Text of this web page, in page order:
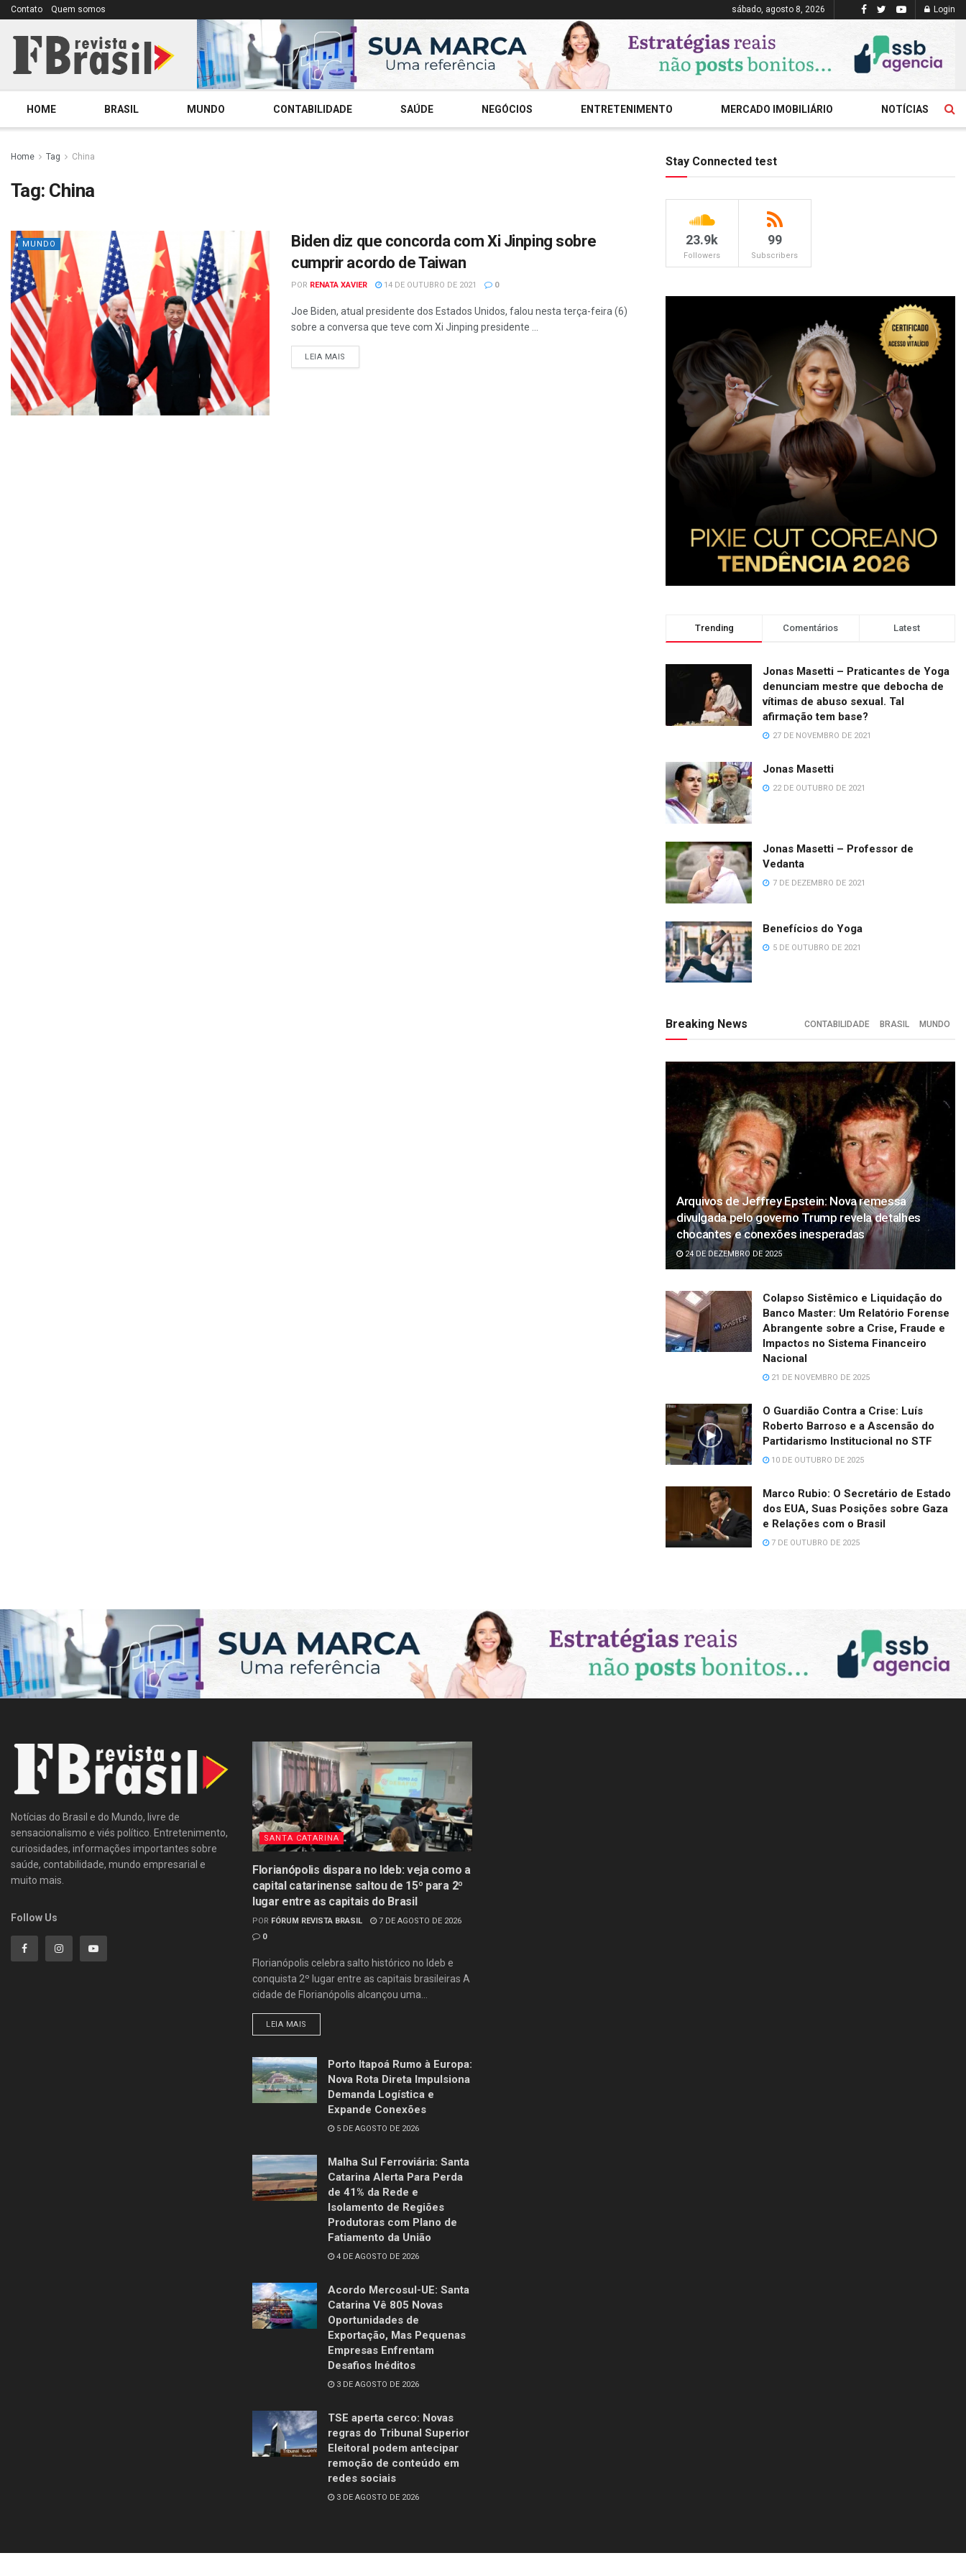
Contato Quem somos sábado, agosto 8, 2026 Login
HOME BRASIL MUNDO CONTABILIDADE SAÚDE NEGÓCIOS ENTRETENIMENTO MERCADO IMOBILIÁRIO NOTÍCIAS
Home Tag China
Tag: China
MUNDO
Biden diz que concorda com Xi Jinping sobre
cumprir acordo de Taiwan
POR RENATA XAVIER 14 DE OUTUBRO DE 2021 0
Joe Biden, atual presidente dos Estados Unidos, falou nesta terça-feira (6)
sobre a conversa que teve com Xi Jinping presidente ...
LEIA MAIS
Stay Connected test
23.9k
Followers
99
Subscribers
Trending Comentários Latest
Jonas Masetti – Praticantes de Yoga
denunciam mestre que debocha de
vítimas de abuso sexual. Tal
afirmação tem base?
27 DE NOVEMBRO DE 2021
Jonas Masetti
22 DE OUTUBRO DE 2021
Jonas Masetti – Professor de
Vedanta
7 DE DEZEMBRO DE 2021
Benefícios do Yoga
5 DE OUTUBRO DE 2021
Breaking News CONTABILIDADE BRASIL MUNDO
Arquivos de Jeffrey Epstein: Nova remessa
divulgada pelo governo Trump revela detalhes
chocantes e conexões inesperadas
24 DE DEZEMBRO DE 2025
Colapso Sistêmico e Liquidação do
Banco Master: Um Relatório Forense
Abrangente sobre a Crise, Fraude e
Impactos no Sistema Financeiro
Nacional
21 DE NOVEMBRO DE 2025
O Guardião Contra a Crise: Luís
Roberto Barroso e a Ascensão do
Partidarismo Institucional no STF
10 DE OUTUBRO DE 2025
Marco Rubio: O Secretário de Estado
dos EUA, Suas Posições sobre Gaza
e Relações com o Brasil
7 DE OUTUBRO DE 2025
Notícias do Brasil e do Mundo, livre de
sensacionalismo e viés político. Entretenimento,
curiosidades, informações importantes sobre
saúde, contabilidade, mundo empresarial e
muito mais.
Follow Us
SANTA CATARINA
Florianópolis dispara no Ideb: veja como a
capital catarinense saltou de 15º para 2º
lugar entre as capitais do Brasil
POR FÓRUM REVISTA BRASIL
7 DE AGOSTO DE 2026
0
Florianópolis celebra salto histórico no Ideb e
conquista 2º lugar entre as capitais brasileiras A
cidade de Florianópolis alcançou uma...
LEIA MAIS
Porto Itapoá Rumo à Europa:
Nova Rota Direta Impulsiona
Demanda Logística e
Expande Conexões
5 DE AGOSTO DE 2026
Malha Sul Ferroviária: Santa
Catarina Alerta Para Perda
de 41% da Rede e
Isolamento de Regiões
Produtoras com Plano de
Fatiamento da União
4 DE AGOSTO DE 2026
Acordo Mercosul-UE: Santa
Catarina Vê 805 Novas
Oportunidades de
Exportação, Mas Pequenas
Empresas Enfrentam
Desafios Inéditos
3 DE AGOSTO DE 2026
TSE aperta cerco: Novas
regras do Tribunal Superior
Eleitoral podem antecipar
remoção de conteúdo em
redes sociais
3 DE AGOSTO DE 2026